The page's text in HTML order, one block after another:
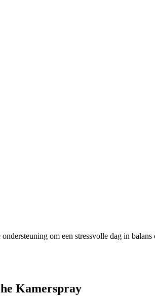
om een stressvolle dag in balans
Kamerspray